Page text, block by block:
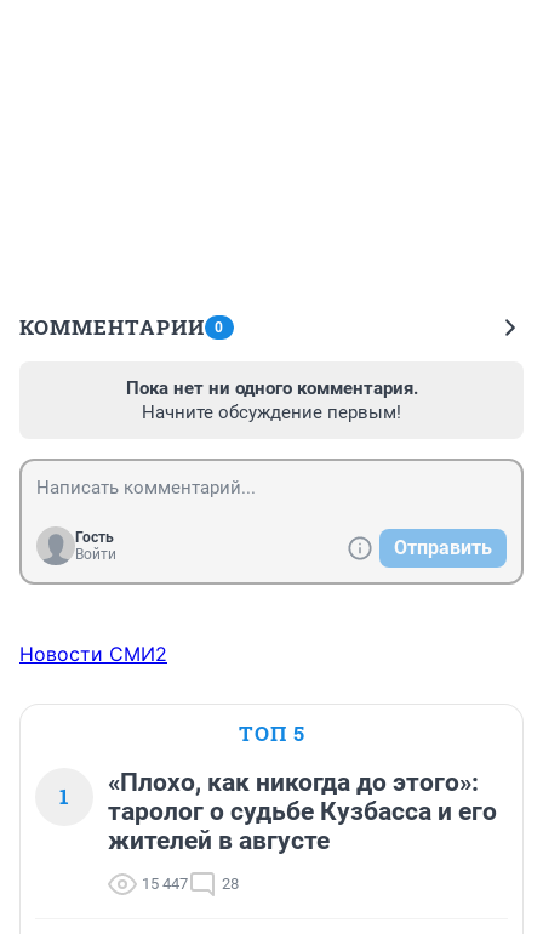
КОММЕНТАРИИ 0
Пока нет ни одного комментария.
Начните обсуждение первым!
Гость
Войти
Отправить
Новости СМИ2
ТОП 5
1
«Плохо, как никогда до этого»:
таролог о судьбе Кузбасса и его
жителей в августе
15 447 28